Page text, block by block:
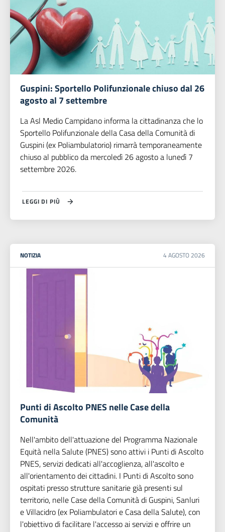
Guspini: Sportello Polifunzionale chiuso dal 26
agosto al 7 settembre
La Asl Medio Campidano informa la cittadinanza che lo
Sportello Polifunzionale della Casa della Comunità di
Guspini (ex Poliambulatorio) rimarrà temporaneamente
chiuso al pubblico da mercoledì 26 agosto a lunedì 7
settembre 2026.
LEGGI DI PIÙ
NOTIZIA 4 AGOSTO 2026
Punti di Ascolto PNES nelle Case della
Comunità
Nell'ambito dell'attuazione del Programma Nazionale
Equità nella Salute (PNES) sono attivi i Punti di Ascolto
PNES, servizi dedicati all'accoglienza, all'ascolto e
all'orientamento dei cittadini. I Punti di Ascolto sono
ospitati presso strutture sanitarie già presenti sul
territorio, nelle Case della Comunità di Guspini, Sanluri
e Villacidro (ex Poliambulatori e Casa della Salute), con
l'obiettivo di facilitare l'accesso ai servizi e offrire un